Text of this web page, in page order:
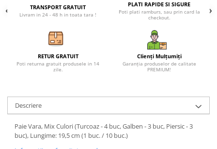
TRANSPORT GRATUIT
Livram in 24 - 48 h in toata tara !
PLATI RAPIDE SI SIGURE
Poti plati ramburs, sau prin card la
checkout.
RETUR GRATUIT
Poti returna gratuit produsele in 14
zile.
Clienți Mulțumiți
Garanția produselor de calitate
PREMIUM!
Descriere
Paie Vara, Mix Culori (Turcoaz - 4 buc, Galben - 3 buc, Piersic - 3
buc), Lungime: 19,5 cm (1 buc. / 10 buc.)